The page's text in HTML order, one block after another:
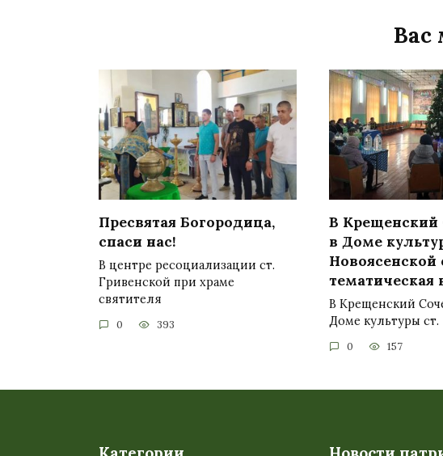
Вас
Пресвятая Богородица,
спаси нас!
В центре ресоциализации ст.
Гривенской при храме
святителя
0 393
В Крещенский
в Доме
Новоясенской
тематическая
В Крещенский
Доме культуры ст.
0 157